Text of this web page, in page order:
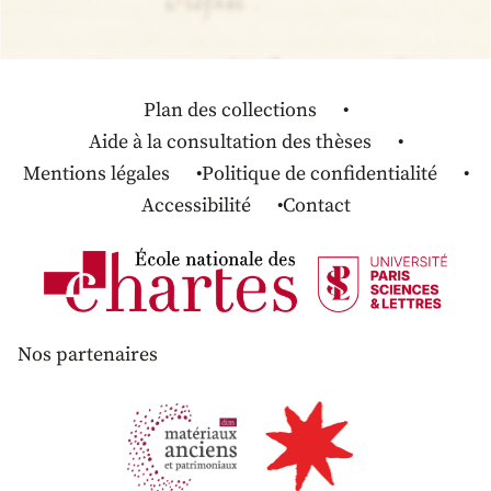
Plan des collections
Aide à la consultation des thèses
Mentions légales
Politique de confidentialité
Accessibilité
Contact
Nos partenaires